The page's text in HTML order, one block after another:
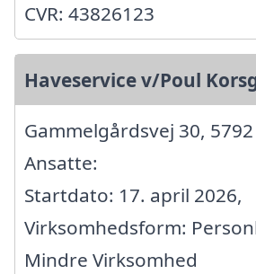
CVR: 43826123
Haveservice v/Poul
Gammelgårdsvej 30,
Ansatte:
Startdato: 17. april 2026,
Virksomhedsform:
Mindre Virksomhed